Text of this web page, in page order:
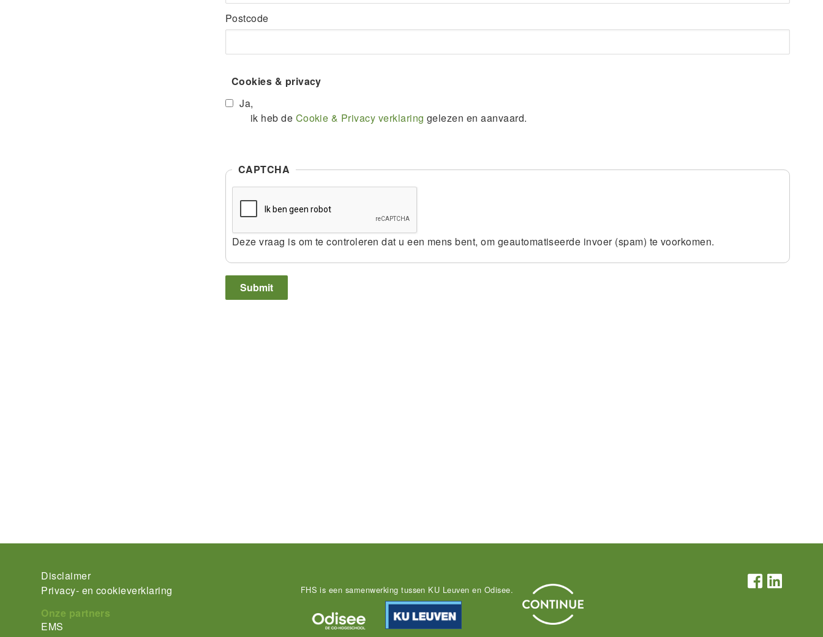
Postcode
Cookies & privacy
Ja,
ik heb de Cookie & Privacy verklaring gelezen en aanvaard.
CAPTCHA
Deze vraag is om te controleren dat u een mens bent, om geautomatiseerde invoer (spam) te voorkomen.
Footer-
menu
Disclaimer
Privacy- en cookieverklaring
Onze partners
EMS
FHS is een samenwerking tussen KU Leuven en Odisee.